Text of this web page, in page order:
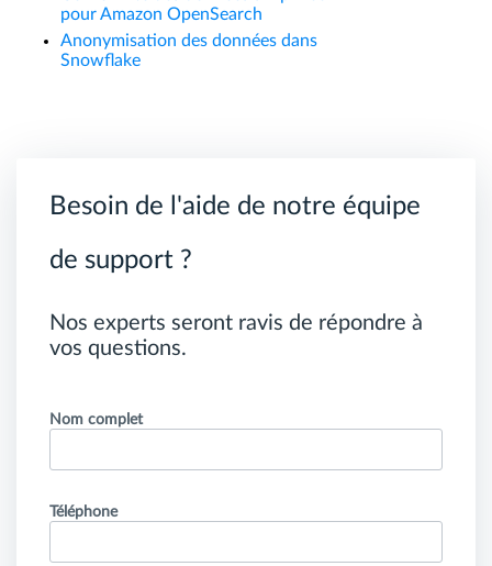
pour Amazon OpenSearch
Anonymisation des données dans
Snowflake
Besoin de l'aide de notre équipe
de support ?
Nos experts seront ravis de répondre à
vos questions.
Nom complet
Téléphone